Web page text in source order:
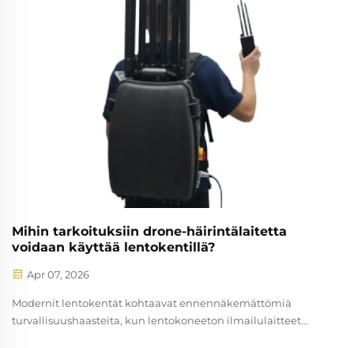
Mihin tarkoituksiin drone-häirintälaitetta
voidaan käyttää lentokentillä?
Apr 07, 2026
Modernit lentokentät kohtaavat ennennäkemättömiä
turvallisuushaasteita, kun lentokoneeton ilmailulaitteet